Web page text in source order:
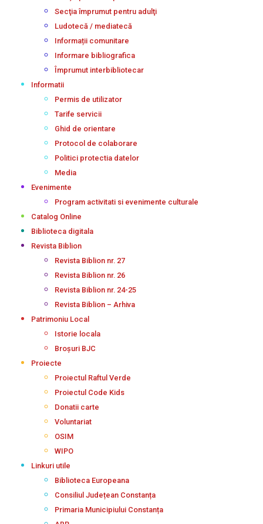
Secţia împrumut pentru adulţi
Ludotecă / mediatecă
Informații comunitare
Informare bibliografica
Împrumut interbibliotecar
Informatii
Permis de utilizator
Tarife servicii
Ghid de orientare
Protocol de colaborare
Politici protectia datelor
Media
Evenimente
Program activitati si evenimente culturale
Catalog Online
Biblioteca digitala
Revista Biblion
Revista Biblion nr. 27
Revista Biblion nr. 26
Revista Biblion nr. 24-25
Revista Biblion – Arhiva
Patrimoniu Local
Istorie locala
Broșuri BJC
Proiecte
Proiectul Raftul Verde
Proiectul Code Kids
Donatii carte
Voluntariat
OSIM
WIPO
Linkuri utile
Biblioteca Europeana
Consiliul Județean Constanța
Primaria Municipiului Constanța